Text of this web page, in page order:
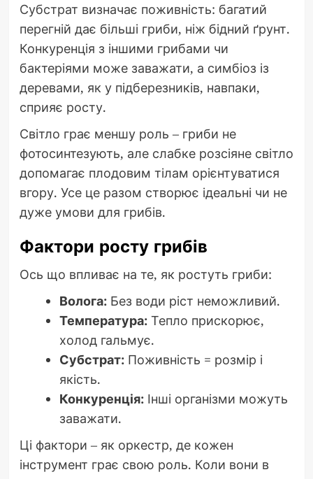
Субстрат визначає поживність: багатий
перегній дає більші гриби, ніж бідний ґрунт.
Конкуренція з іншими грибами чи
бактеріями може заважати, а симбіоз із
деревами, як у підберезників, навпаки,
сприяє росту.
Світло грає меншу роль – гриби не
фотосинтезують, але слабке розсіяне світло
допомагає плодовим тілам орієнтуватися
вгору. Усе це разом створює ідеальні чи не
дуже умови для грибів.
Фактори росту грибів
Ось що впливає на те, як ростуть гриби:
Волога:Без води ріст неможливий.
Температура:Тепло прискорює,
холод гальмує.
Субстрат:Поживність = розмір і
якість.
Конкуренція:Інші організми можуть
заважати.
Ці фактори – як оркестр, де кожен
інструмент грає свою роль. Коли вони в